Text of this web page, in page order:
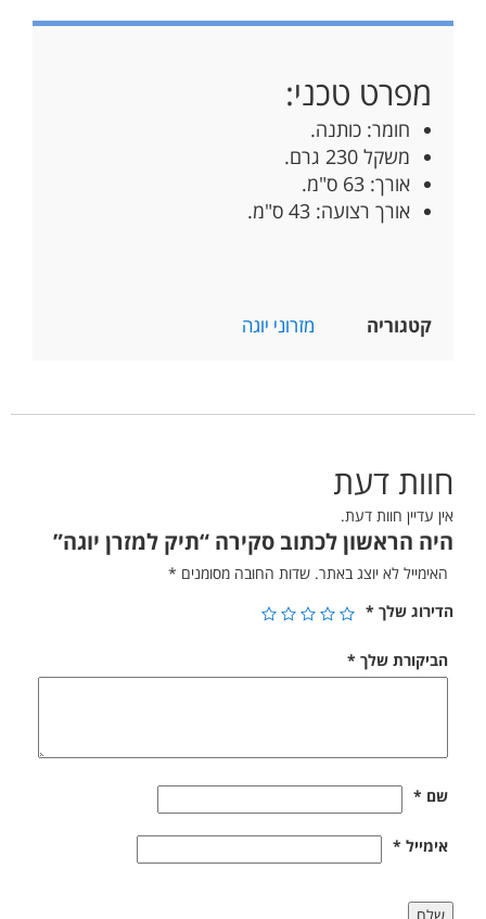
מפרט טכני:
חומר: כותנה.
משקל 230 גרם.
אורך: 63 ס"מ.
אורך רצועה: 43 ס"מ.
קטגוריה מזרוני יוגה
חוות דעת
אין עדיין חוות דעת.
היה הראשון לכתוב סקירה “תיק למזרן יוגה”
האימייל לא יוצג באתר. שדות החובה מסומנים *
הדירוג שלך *
הביקורת שלך *
שם *
אימייל *